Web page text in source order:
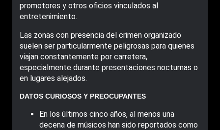
promotores y otros oficios vinculados al
entretenimiento.
Las zonas con presencia del crimen organizado
suelen ser particularmente peligrosas para quienes
viajan constantemente por carretera,
especialmente durante presentaciones nocturnas o
en lugares alejados.
DATOS CURIOSOS Y PREOCUPANTES
En los últimos cinco años, al menos una
decena de músicos han sido reportados como